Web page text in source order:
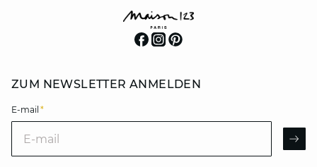
ZUM NEWSLETTER ANMELDEN
E-mail *